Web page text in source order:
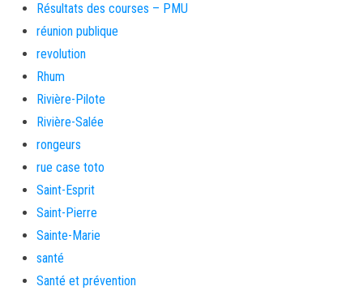
Résultats des courses – PMU
réunion publique
revolution
Rhum
Rivière-Pilote
Rivière-Salée
rongeurs
rue case toto
Saint-Esprit
Saint-Pierre
Sainte-Marie
santé
Santé et prévention